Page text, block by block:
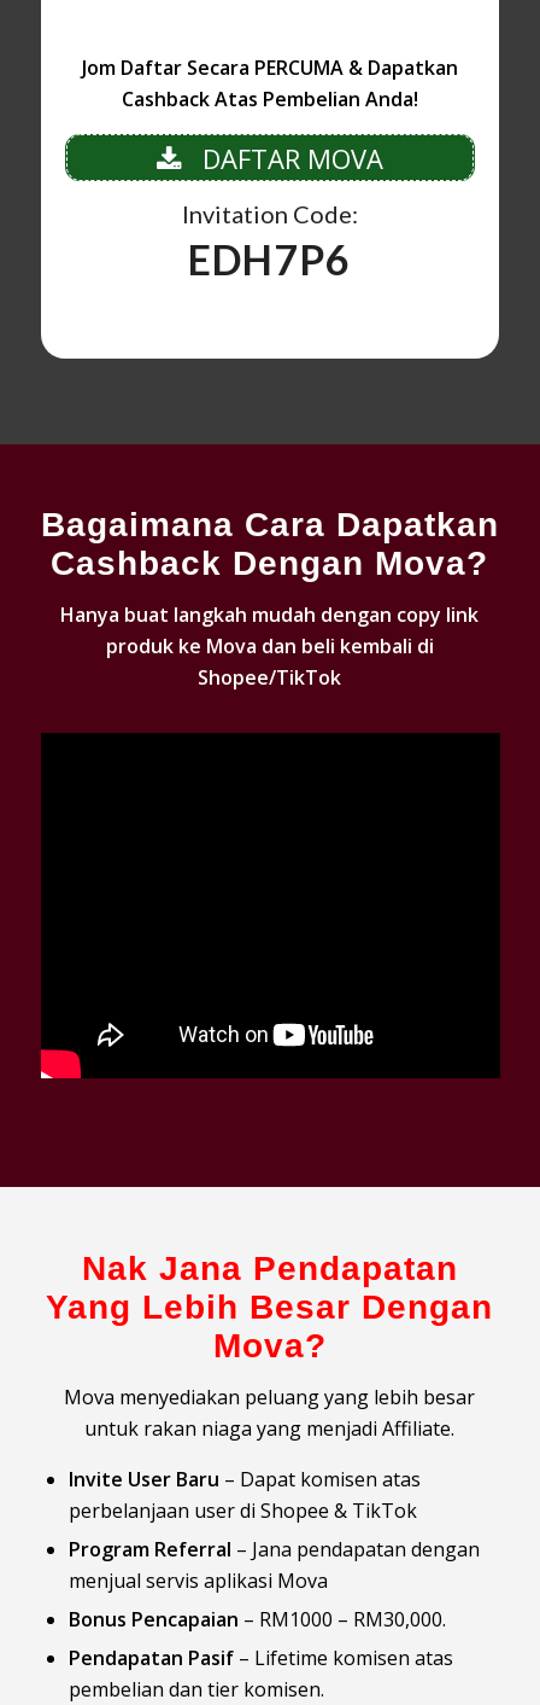
Jom Daftar Secara PERCUMA & Dapatkan
Cashback Atas Pembelian Anda!
DAFTAR MOVA
Invitation Code:
EDH7P6
Bagaimana Cara Dapatkan
Cashback Dengan Mova?
Hanya buat langkah mudah dengan copy link
produk ke Mova dan beli kembali di
Shopee/TikTok
Nak Jana Pendapatan
Yang Lebih Besar Dengan
Mova?
Mova menyediakan peluang yang lebih besar
untuk rakan niaga yang menjadi Affiliate.
Invite User Baru – Dapat komisen atas
perbelanjaan user di Shopee & TikTok
Program Referral – Jana pendapatan dengan
menjual servis aplikasi Mova
Bonus Pencapaian – RM1000 – RM30,000.
Pendapatan Pasif– Lifetime komisen atas
pembelian dan tier komisen.